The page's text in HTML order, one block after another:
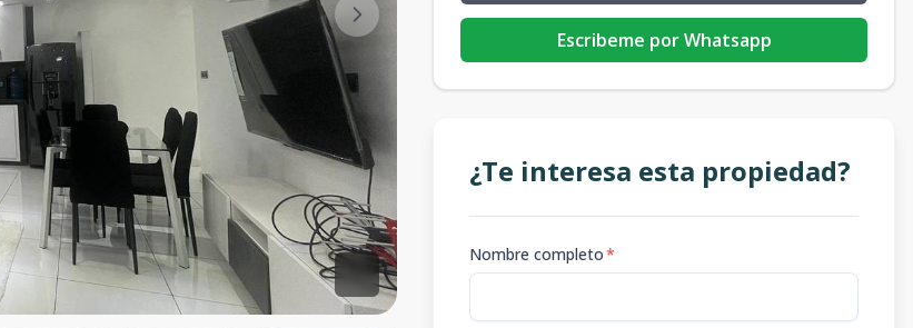
Escribeme por Whatsapp
¿Te interesa esta propiedad?
Nombre completo*